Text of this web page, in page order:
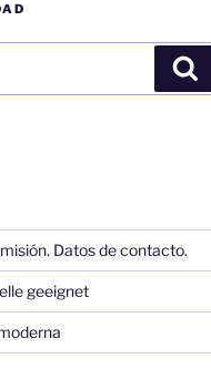
Datos de contacto.
geeignet